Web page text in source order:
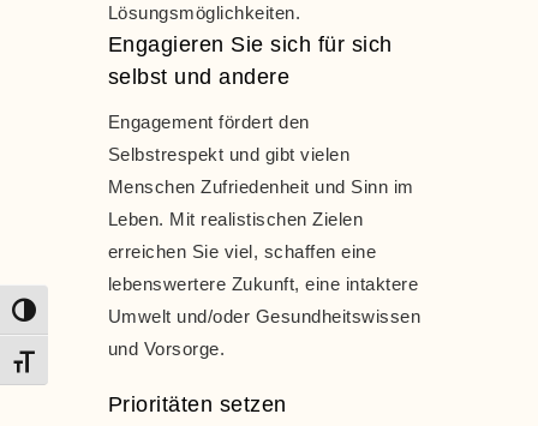
Umschalten auf hohe Kontraste
Schrift vergrößern
Lösungsmöglichkeiten.
Engagieren Sie sich für sich
selbst und andere
Engagement fördert den
Selbstrespekt und gibt vielen
Menschen Zufriedenheit und Sinn im
Leben. Mit realistischen Zielen
erreichen Sie viel, schaffen eine
lebenswertere Zukunft, eine intaktere
Umwelt und/oder Gesundheitswissen
und Vorsorge.
Prioritäten setzen